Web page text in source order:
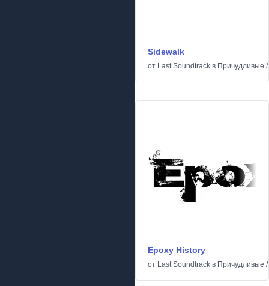
Sidewalk
от Last Soundtrack в Причудливые /
Epoxy History
от Last Soundtrack в Причудливые /